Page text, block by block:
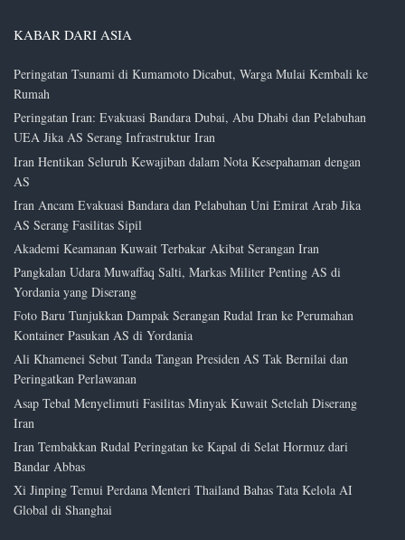
KABAR DARI ASIA
Peringatan Tsunami di Kumamoto Dicabut, Warga Mulai Kembali ke
Rumah
Peringatan Iran: Evakuasi Bandara Dubai, Abu Dhabi dan Pelabuhan
UEA Jika AS Serang Infrastruktur Iran
Iran Hentikan Seluruh Kewajiban dalam Nota Kesepahaman dengan
AS
Iran Ancam Evakuasi Bandara dan Pelabuhan Uni Emirat Arab Jika
AS Serang Fasilitas Sipil
Akademi Keamanan Kuwait Terbakar Akibat Serangan Iran
Pangkalan Udara Muwaffaq Salti, Markas Militer Penting AS di
Yordania yang Diserang
Foto Baru Tunjukkan Dampak Serangan Rudal Iran ke Perumahan
Kontainer Pasukan AS di Yordania
Ali Khamenei Sebut Tanda Tangan Presiden AS Tak Bernilai dan
Peringatkan Perlawanan
Asap Tebal Menyelimuti Fasilitas Minyak Kuwait Setelah Diserang
Iran
Iran Tembakkan Rudal Peringatan ke Kapal di Selat Hormuz dari
Bandar Abbas
Xi Jinping Temui Perdana Menteri Thailand Bahas Tata Kelola AI
Global di Shanghai